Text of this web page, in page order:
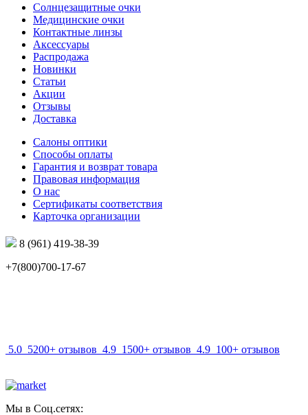
Солнцезащитные очки
Медицинские очки
Контактные линзы
Аксессуары
Распродажа
Новинки
Статьи
Акции
Отзывы
Доставка
Салоны оптики
Способы оплаты
Гарантия и возврат товара
Правовая информация
О нас
Сертификаты соответствия
Карточка организации
8 (961) 419-38-39
+7(800)700-17-67
5.0 5200+ отзывов 4.9 1500+ отзывов 4.9 100+ отзывов
Мы в Соц.сетях: